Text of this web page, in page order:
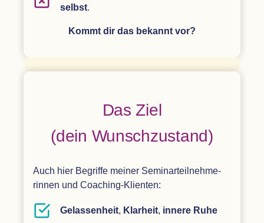
selbst.
Kommt dir das bekannt vor?
Das Ziel
(dein Wunsch­zu­stand)
Auch hier Begriffe mei­ner Semi­nar­teil­neh­me­
rin­nen und Coaching-Klienten:
Gelas­sen­heit, Klar­heit, innere Ruhe